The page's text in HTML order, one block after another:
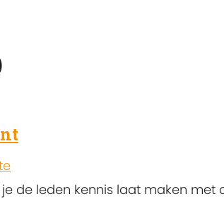
de leden kennis laat maken